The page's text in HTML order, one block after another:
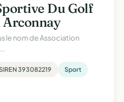
Du Golf
Arconnay
le nom deAssociation
393082219
Sport